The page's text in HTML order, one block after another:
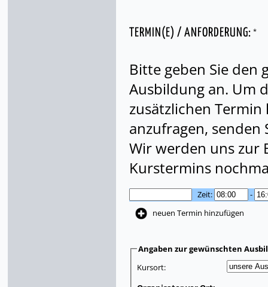
TERMIN(E) / ANFORDERUNG: *
Bitte geben Sie den
Ausbildung an. Um
zusätzlichen
anzufragen, senden
Wir werden uns zur
Kurstermins
Zeit:
-
neuen Termin hinzufügen
Angaben zur gewünschten
Kursort: